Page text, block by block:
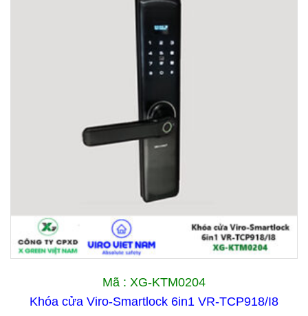
Mã : XG-KTM0204
Khóa cửa Viro-Smartlock 6in1 VR-TCP918/I8